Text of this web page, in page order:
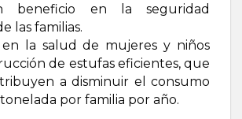
beneficio en la seguridad
las familias.
en la salud de mujeres y niños
de estufas eficientes, que
a disminuir el consumo
por familia por año.